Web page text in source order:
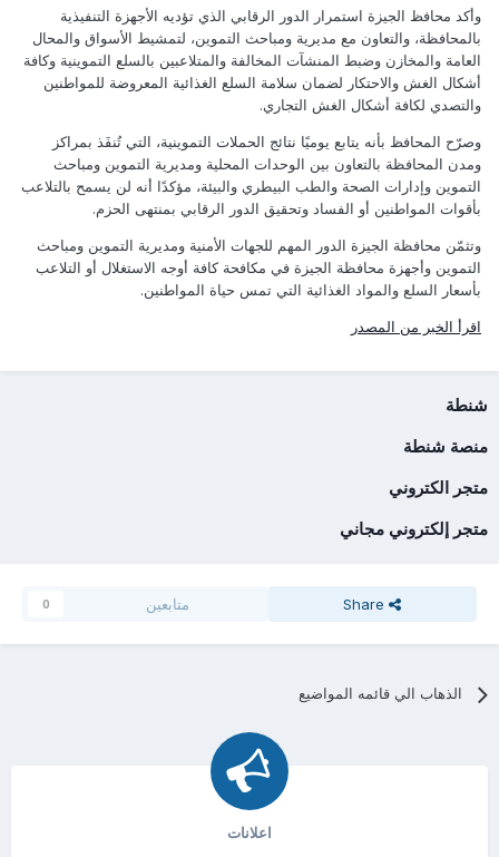
وأكد محافظ الجيزة استمرار الدور الرقابي الذي تؤديه الأجهزة التنفيذية
بالمحافظة، والتعاون مع مديرية ومباحث التموين، لتمشيط الأسواق والمحال
العامة والمخازن وضبط المنشآت المخالفة والمتلاعبين بالسلع التموينية وكافة
أشكال الغش والاحتكار لضمان سلامة السلع الغذائية المعروضة للمواطنين
والتصدي لكافة أشكال الغش التجاري.
وصرّح المحافظ بأنه يتابع يوميًا نتائج الحملات التموينية، التي تُنفَذ بمراكز
ومدن المحافظة بالتعاون بين الوحدات المحلية ومديرية التموين ومباحث
التموين وإدارات الصحة والطب البيطري والبيئة، مؤكدًا أنه لن يسمح بالتلاعب
بأقوات المواطنين أو الفساد وتحقيق الدور الرقابي بمنتهى الحزم.
وتثمّن محافظة الجيزة الدور المهم للجهات الأمنية ومديرية التموين ومباحث
التموين وأجهزة محافظة الجيزة في مكافحة كافة أوجه الاستغلال أو التلاعب
بأسعار السلع والمواد الغذائية التي تمس حياة المواطنين.
اقرأ الخبر من المصدر
شنطة
منصة شنطة
متجر الكتروني
متجر إلكتروني مجاني
Share متابعين 0
الذهاب الي قائمه المواضيع
اعلانات